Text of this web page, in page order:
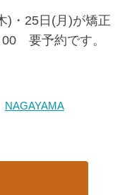
)・25日(月)が矯正
要予約です。
NAGAYAMA